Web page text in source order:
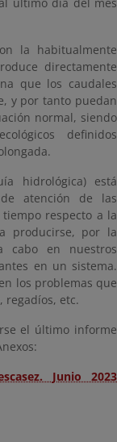
la habitualmente
directamente
que los caudales
y por tanto puedan
normal, siendo
definidos
hidrológica) está
atención de las
respecto a la
producirse, por la
cabo en nuestros
en un sistema.
los problemas que
regadíos, etc.
el último informe
Junio 2023